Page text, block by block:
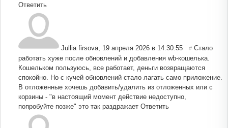
Ответить
Jullia firsova 19 апреля 2026 в 14:30:55 # Стало
работать хуже после обновлений и добавления wb-кошелька.
Кошельком пользуюсь, все работает, деньги возвращаются
спокойно. Но с кучей обновлений стало лагать само приложение.
В отложенные хочешь добавить/удалить из отложенных или с
корзины - "в настоящий момент действие недоступно,
попробуйте позже" это так раздражает Ответить